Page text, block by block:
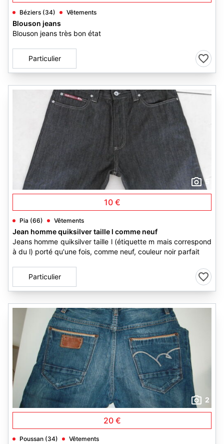
Béziers (34) Vêtements
Blouson jeans
Blouson jeans très bon état
Particulier
5
10 €
Pia (66) Vêtements
Jean homme quiksilver taille l comme neuf
Jeans homme quiksilver taille l (étiquette m mais correspond
à du l) porté qu'une fois, comme neuf, couleur noir parfait
Particulier
2
20 €
Poussan (34) Vêtements